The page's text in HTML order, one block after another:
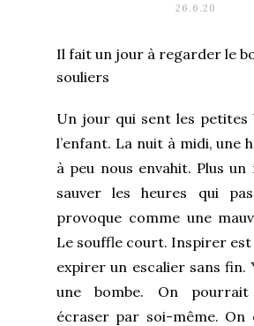
26.6.20
Il fait un jour à regarder le
souliers
Un jour qui sent les petites
l’enfant. La nuit à midi, une
à peu nous envahit. Plus
sauver les heures qui
provoque comme une
Le souffle court. Inspirer est
expirer un escalier sans fin.
une bombe. On
écraser par soi-même. On